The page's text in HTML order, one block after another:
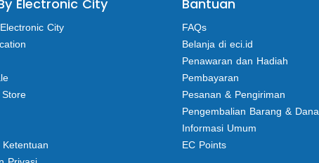
Electronic City
City
Bantuan
FAQs
Belanja di eci.id
Penawaran dan Hadiah
Pembayaran
Pesanan & Pengiriman
Pengembalian Barang & Dana
Informasi Umum
EC Points